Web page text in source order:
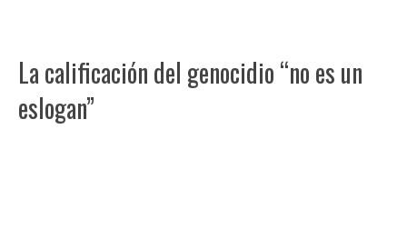
La calificación del genocidio “no es un
eslogan”